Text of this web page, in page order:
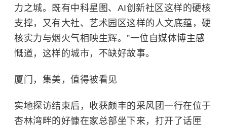
力之城。既有中科星图、AI创新社区这样的硬核
支撑，又有大社、艺术园区这样的人文底蕴，硬
核实力与烟火气相映生辉。”一位自媒体博主感
慨道，这样的城市，不缺好故事。
厦门，集美，值得被看见
实地探访结束后，收获颇丰的采风团一行在位于
杏林湾畔的好慷在家总部坐下来，打开了话匣